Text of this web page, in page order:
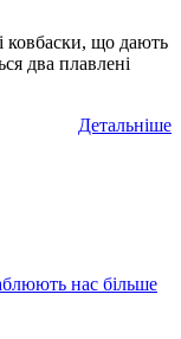
ковбаски, що дають
два плавлені
Детальніше
нас більше